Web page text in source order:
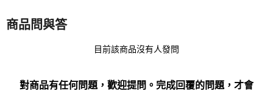
商品問與答
目前該商品沒有人發問
對商品有任何問題，歡迎提問。完成回覆的問題，才會